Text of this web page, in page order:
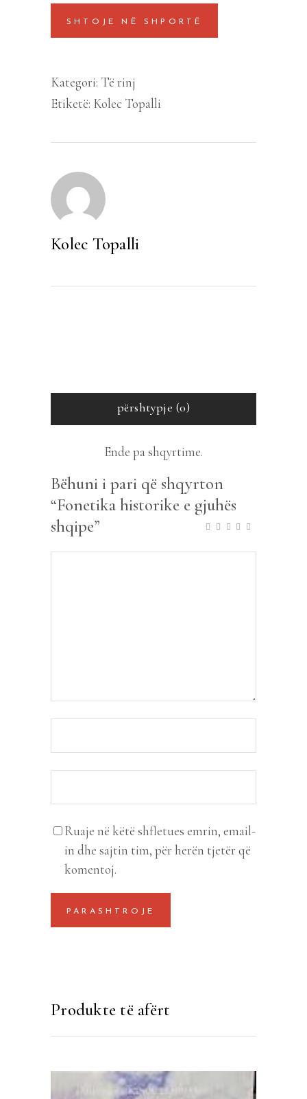
e
gjuhës
SHTOJE NË SHPORTË
Kategori: Të rinj
Etiketë: Kolec Topalli
Kolec Topalli
përshtypje (0)
Ende pa shqyrtime.
Bëhuni i pari që shqyrton
“Fonetika historike e gjuhës
shqipe”
Ruaje në këtë shfletues emrin, email-
in dhe sajtin tim, për herën tjetër që
komentoj.
Produkte të afërt